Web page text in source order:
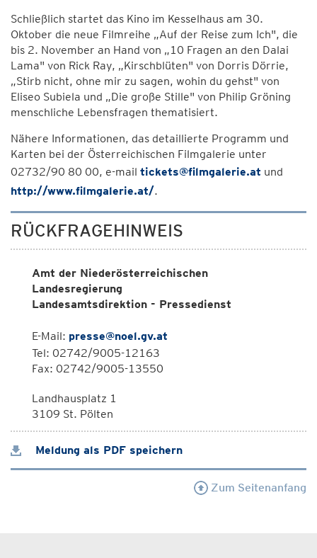
Schließlich startet das Kino im Kesselhaus am 30.
Oktober die neue Filmreihe „Auf der Reise zum Ich", die
bis 2. November an Hand von „10 Fragen an den Dalai
Lama" von Rick Ray, „Kirschblüten" von Dorris Dörrie,
„Stirb nicht, ohne mir zu sagen, wohin du gehst" von
Eliseo Subiela und „Die große Stille" von Philip Gröning
menschliche Lebensfragen thematisiert.
Nähere Informationen, das detaillierte Programm und
Karten bei der Österreichischen Filmgalerie unter
02732/90 80 00, e-mail tickets@filmgalerie.at und
http://www.filmgalerie.at/.
RÜCKFRAGEHINWEIS
Amt der Niederösterreichischen
Landesregierung
Landesamtsdirektion - Pressedienst
E-Mail: presse@noel.gv.at
Tel: 02742/9005-12163
Fax: 02742/9005-13550
Landhausplatz 1
3109 St. Pölten
Meldung als PDF speichern
Zum Seitenanfang